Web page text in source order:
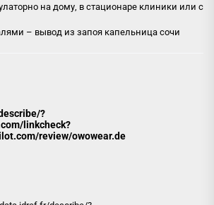
на дому, в стационаре клиники или с
– вывод из запоя капельница сочи
?
linkcheck?
review/owowear.de